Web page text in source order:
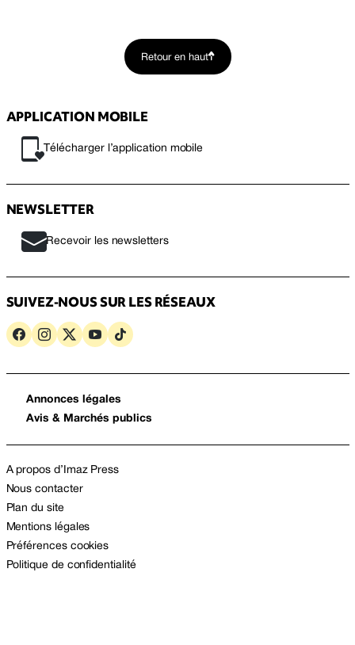
Retour en haut
APPLICATION MOBILE
Télécharger l’application mobile
NEWSLETTER
Recevoir les newsletters
SUIVEZ-NOUS SUR LES RÉSEAUX
Annonces légales
Avis & Marchés publics
A propos d’Imaz Press
Nous contacter
Plan du site
Mentions légales
Préférences cookies
Politique de confidentialité